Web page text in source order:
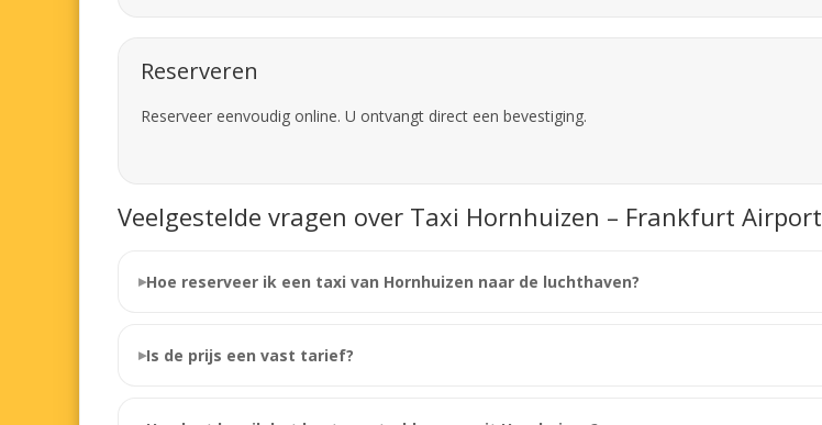
Reserveren
Reserveer eenvoudig online. U ontvangt direct een bevestiging.
Veelgestelde vragen over Taxi Hornhuizen – Frankfurt Airport
Hoe reserveer ik een taxi van Hornhuizen naar de luchthaven?
Is de prijs een vast tarief?